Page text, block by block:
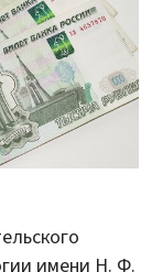
имени Н. Ф.